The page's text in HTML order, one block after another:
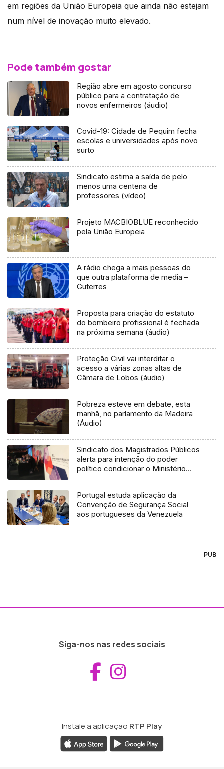
em regiões da União Europeia que ainda não estejam
num nível de inovação muito elevado.
Pode também gostar
Região abre em agosto concurso
público para a contratação de
novos enfermeiros (áudio)
Covid-19: Cidade de Pequim fecha
escolas e universidades após novo
surto
Sindicato estima a saída de pelo
menos uma centena de
professores (vídeo)
Projeto MACBIOBLUE reconhecido
pela União Europeia
A rádio chega a mais pessoas do
que outra plataforma de media –
Guterres
Proposta para criação do estatuto
do bombeiro profissional é fechada
na próxima semana (áudio)
Proteção Civil vai interditar o
acesso a várias zonas altas de
Câmara de Lobos (áudio)
Pobreza esteve em debate, esta
manhã, no parlamento da Madeira
(Áudio)
Sindicato dos Magistrados Públicos
alerta para intenção do poder
político condicionar o Ministério
Portugal estuda aplicação da
Convenção de Segurança Social
aos portugueses da Venezuela
PUB
Siga-nos nas redes sociais
Aceder ao
Instale a aplicação RTP Play